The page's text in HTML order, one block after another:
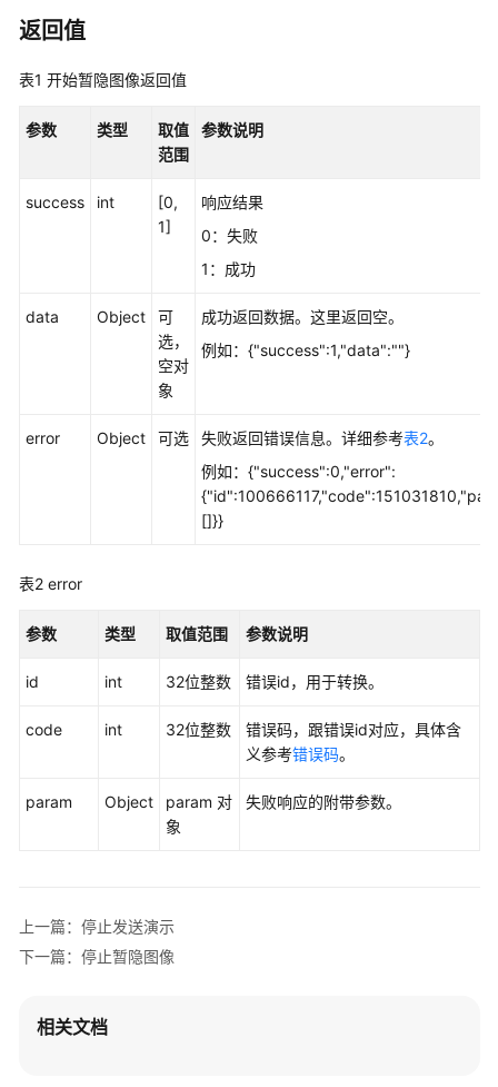
认
类
通
会
像
声
类
开
关
闭
返回值
表1 开始暂隐图像返回值
参数 类型
取值
范围
参数说明
success int
[0,
1]
响应结果
0：失败
1：成功
data Object
可
选，
空对
象
成功返回数据。这里返回空。
例如：{"success":1,"data":""}
error Object 可选 失败返回错误信息。详细参考表2。
例如：{"success":0,"error":
[]}}
表2 error
参数 类型 取值范围 参数说明
id int 32位整数 错误id，用于转换。
code int 32位整数
错误码，跟错误id对应，具体含
义参考错误码。
param Object
param 对
象
失败响应的附带参数。
上一篇：停止发送演示
下一篇：停止暂隐图像
相关文档